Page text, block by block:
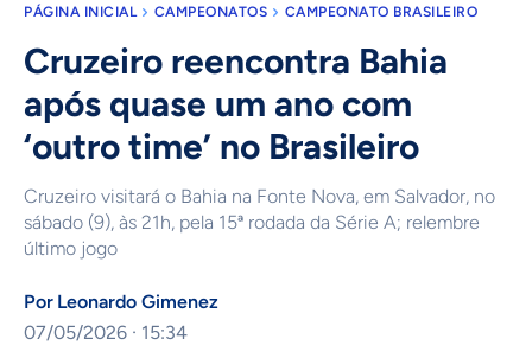
PÁGINA INICIAL CAMPEONATOS CAMPEONATO BRASILEIRO
Cruzeiro reencontra Bahia
após quase um ano com
‘outro time’ no Brasileiro
Cruzeiro visitará o Bahia na Fonte Nova, em Salvador, no
sábado (9), às 21h, pela 15ª rodada da Série A; relembre
último jogo
Por Leonardo Gimenez
07/05/2026 · 15:34